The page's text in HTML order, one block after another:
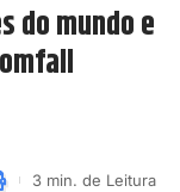
do mundo e
3 min. de Leitura